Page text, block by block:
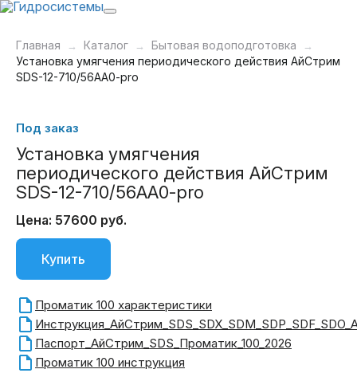
Главная Каталог
Бытовая водоподготовка
Установка умягчения периодического действия АйСтрим
SDS-12-710/56AA0-pro
Под заказ
Установка умягчения
периодического действия АйСтрим
SDS-12-710/56AA0-pro
Цена: 57600 руб.
Купить
Проматик 100 характеристики
Паспорт_АйСтрим_SDS_Проматик_100_2026
Проматик 100 инструкция